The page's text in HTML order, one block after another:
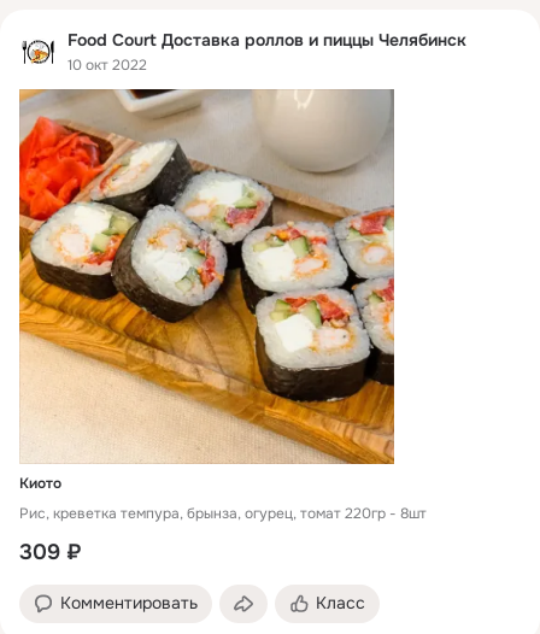
Food Court Доставка роллов и пиццы Челябинск
10 окт 2022
Киото
Рис, креветка темпура, брынза, огурец, томат 220гр - 8шт
309 ₽
Комментировать Класс